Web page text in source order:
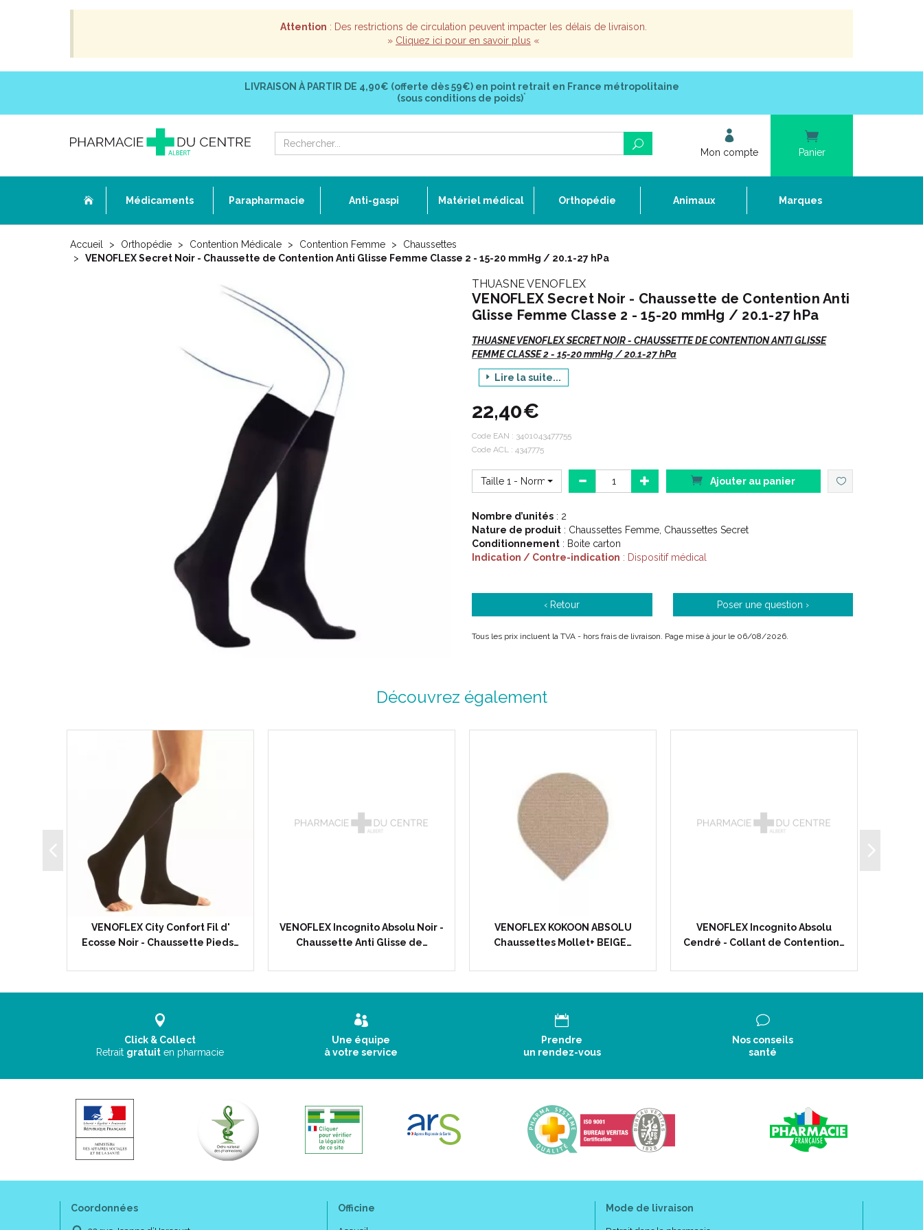
Attention : Des restrictions de circulation peuvent impacter les délais de livraison.
» Cliquez ici pour en savoir plus «
LIVRAISON À PARTIR DE 4,90€ (offerte dès 59€) en point retrait en France métropolitaine
(sous conditions de poids)*
Mon compte Panier
Médicaments Parapharmacie Anti-gaspi Matériel médical Orthopédie Animaux Marques
Accueil Orthopédie Contention Médicale Contention Femme
Chaussettes
VENOFLEX Secret Noir - Chaussette de Contention Anti Glisse Femme Classe 2 - 15-20 mmHg / 20.1-27 hPa
THUASNE VENOFLEX
VENOFLEX Secret Noir - Chaussette de Contention Anti
Glisse Femme Classe 2 - 15-20 mmHg / 20.1-27 hPa
THUASNE VENOFLEX SECRET NOIR - CHAUSSETTE DE CONTENTION ANTI GLISSE
FEMME CLASSE 2 - 15-20 mmHg / 20.1-27 hPa
Venoflex Secret NOIR
Si vous commandez, n' oubliez pas de préciser :
Votre TAILLE.
La hauteur ou le code
De la semi transparence dans de nombreux coloris.
Offre large en termes de taillage et de coloris.
Talon et voûte plantaire renforcés.
Bossage du cou-de-pied.
Forme anatomique du mollet.
5 tailles (1 à 5).
2 hauteurs (normal et long).
Autres couleurs du modèle Secret Chaussettes :
Lire la suite...
22,40€
Code EAN : 3401043477755
Code ACL : 4347775
Taille 1 - Normal Ajouter au panier
Nombre d’unités : 2
Nature de produit : Chaussettes Femme, Chaussettes Secret
Conditionnement : Boite carton
Indication / Contre-indication : Dispositif médical
‹ Retour Poser une question ›
Tous les prix incluent la TVA - hors frais de livraison. Page mise à jour le 06/08/2026.
Découvrez également
VENOFLEX City Confort Fil d'
Ecosse Noir - Chaussette Pieds…
VENOFLEX Incognito Absolu Noir -
Chaussette Anti Glisse de…
VENOFLEX KOKOON ABSOLU
Chaussettes Mollet+ BEIGE…
VENOFLEX Incognito Absolu
Cendré - Collant de Contention…
Click & Collect
Retrait gratuit en pharmacie
Une équipe
à votre service
Prendre
un rendez-vous
Nos conseils
santé
Coordonnées Officine Mode de livraison